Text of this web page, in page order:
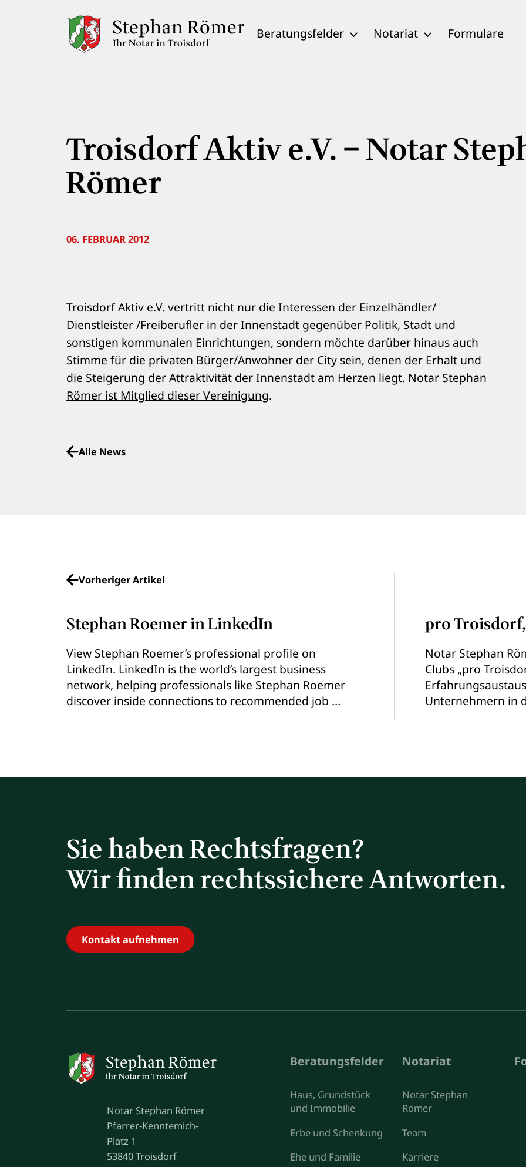
Beratungsfelder Notariat Formulare
Troisdorf Aktiv e.V. – Notar
Römer
06. FEBRUAR 2012
Troisdorf Aktiv e.V. vertritt nicht nur die Interessen der Einzelhändler/
Dienstleister /Freiberufler in der Innenstadt gegenüber Politik, Stadt und
sonstigen kommunalen Einrichtungen, sondern möchte darüber hinaus auch
Stimme für die privaten Bürger/Anwohner der City sein, denen der Erhalt und
die Steigerung der Attraktivität der Innenstadt am Herzen liegt. Notar Stephan
Römer ist Mitglied dieser Vereinigung.
Alle News
Vorheriger Artikel
Stephan Roemer in LinkedIn
View Stephan Roemer’s professional profile on
LinkedIn. LinkedIn is the world’s largest business
network, helping professionals like Stephan Roemer
discover inside connections to recommended job …
pro
Notar Stephan
Clubs „pro
Unternehmern in
Sie haben Rechtsfragen?
Wir finden rechtssichere Antworten.
Kontakt aufnehmen
Notar Stephan Römer
Pfarrer-Kenntemich-
Platz 1
53840 Troisdorf
Beratungsfelder
Haus, Grundstück
und Immobilie
Erbe und Schenkung
Ehe und Familie
Notariat
Notar Stephan
Römer
Team
Karriere